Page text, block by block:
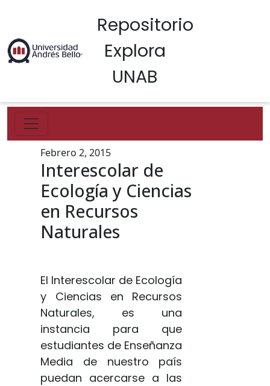
Repositorio
Explora
UNAB
Febrero 2, 2015
Interescolar de
Ecología y Ciencias
en Recursos
Naturales
El Interescolar de Ecología
y Ciencias en Recursos
Naturales, es una
instancia para que
estudiantes de Enseñanza
Media de nuestro país
puedan acercarse a las